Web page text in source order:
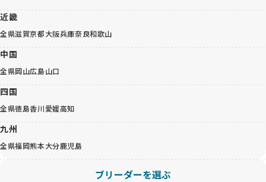
近畿
全県滋賀京都大阪兵庫奈良和歌山
中国
全県岡山広島山口
四国
全県徳島香川愛媛高知
九州
全県福岡熊本大分鹿児島
ブリーダーを選ぶ